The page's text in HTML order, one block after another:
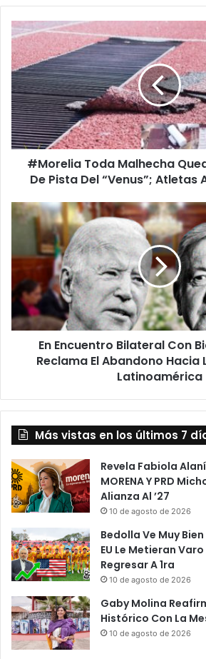
#Morelia
Toda
Malhecha
Quedó
‘Reparación’
De
Pista
Del
“Venus”;
Atletas
Alzarán
Voz
#Morelia Toda Malhecha
De Pista Del “Venus”; Atletas
En
Encuentro
Bilateral
Con
Biden,
AMLO
Le
Reclama
El
Abandono
De
En Encuentro Bilateral Con
Reclama El Abandono Hacia
Latinoamérica
Más vistas en los últimos 7
Revela Fabiola
MORENA Y PRD
Alianza Al ’27
10 de agosto de 2026
Bedolla Ve Muy
EU Le Metieran
Regresar A 1ra
10 de agosto de 2026
Gaby Molina
Histórico Con La
10 de agosto de 2026